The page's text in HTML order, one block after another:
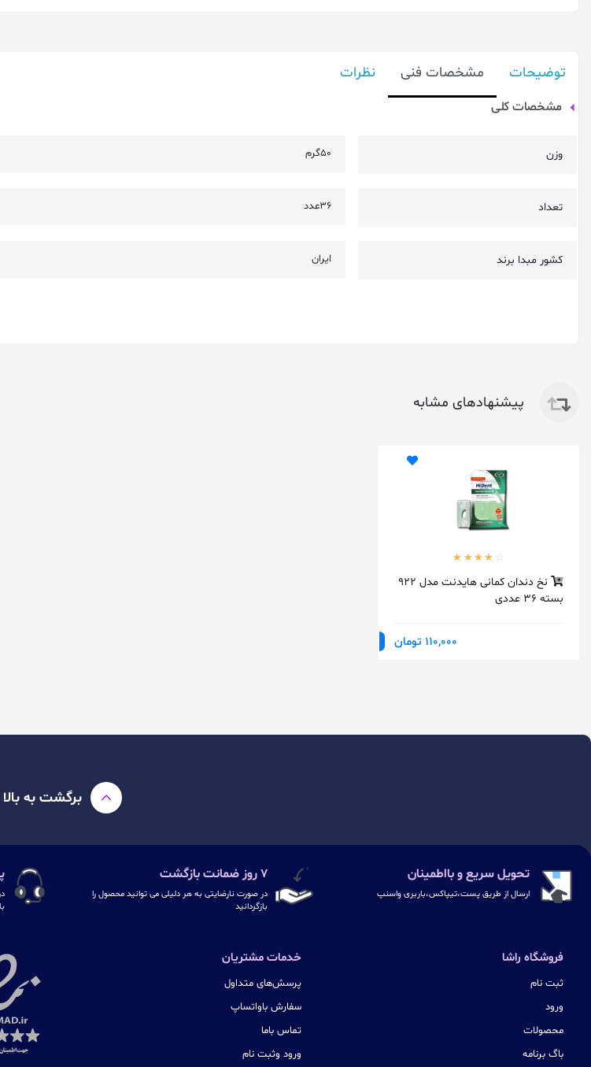
توضیحات مشخصات فنی نظرات
مشخصات کلی
وزن 50گرم
تعداد 36عدد
کشور مبدا برند ایران
پیشنهادهای مشابه
نخ دندان کمانی هایدنت مدل 922
بسته 36 عددی
110,000 تومان
برگشت به بالا
تحویل سریع و بااطمینان
ارسال از طریق پست،تیپاکس،باربری واسنپ
۷ روز ضمانت بازگشت
در صورت نارضایتی به هر دلیلی می توانید محصول را
بازگردانید
فروشگاه راشا
ثبت نام
ورود
محصولات
باگ برنامه
خدمات مشتریان
پرسش‌های متداول
سفارش باواتساپ
تماس باما
ورود وثبت نام